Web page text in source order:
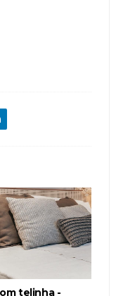
telinha -